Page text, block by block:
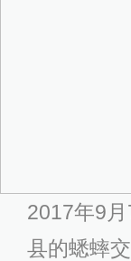
2017年9
县的蟋蟀